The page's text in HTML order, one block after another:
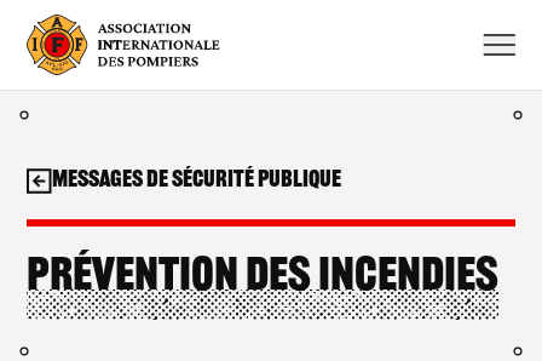
contenu
Prévention des incendies
Messages de sécurité publique